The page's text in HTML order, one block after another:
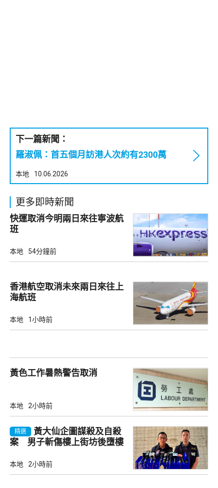
下一篇新聞：
羅淑佩：首五個月訪港人次約有2300萬
本地 10.06.2026
更多即時新聞
快運取消今明兩日來往寧波航
班
本地 54分鐘前
香港航空取消未來兩日來往上
海航班
本地 1小時前
黃色工作暑熱警告取消
本地 2小時前
精選
黃大仙企圖謀殺及自殺
案 男子斬傷樓上街坊後墮樓
本地 2小時前